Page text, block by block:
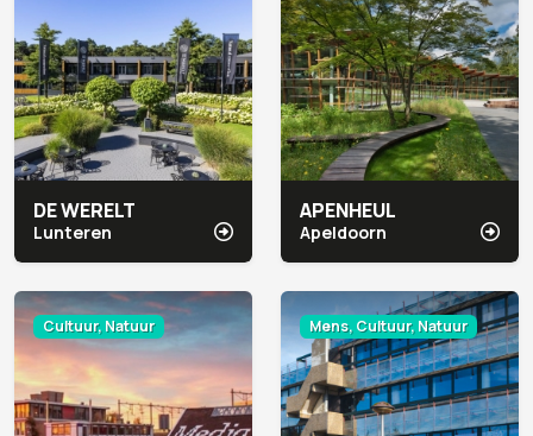
DE WERELT
Lunteren
APENHEUL
Apeldoorn
Cultuur, Natuur Mens, Cultuur, Natuur